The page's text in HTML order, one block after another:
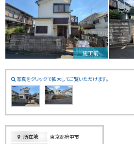
施工前
写真をクリックで拡大してご覧いただけます。
所在地
東京都府中市